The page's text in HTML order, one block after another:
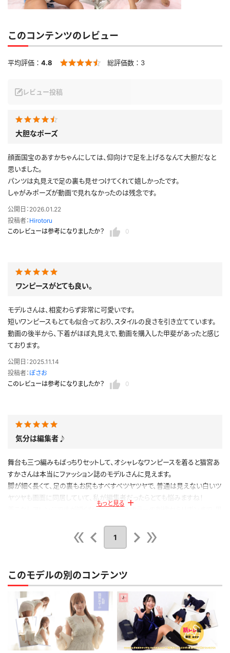
このコンテンツのレビュー
平均評価： 4.8 総評価数： 3
レビュー投稿
大胆なポーズ
顔面国宝のあすかちゃんにしては、仰向けで足を上げるなんて大胆だなと
思いました。
パンツは丸見えで足の裏も見せつけてくれて嬉しかったです。
しゃがみポーズが動画で見れなかったのは残念です。
公開日：2026.01.22
投稿者： Hirotoru
このレビューは参考になりましたか？
0
ワンピースがとても良い。
モデルさんは、相変わらず非常に可愛いです。
短いワンピースもとても似合っており、スタイルの良さを引き立てています。
動画の後半から、下着がほぼ丸見えで、動画を購入した甲斐があったと感じ
ております。
公開日：2025.11.14
投稿者： ぽさお
このレビューは参考になりましたか？
0
気分は編集者♪
舞台も三つ編みもばっちりセットして、オシャレなワンピースを着ると猫宮あ
すかさんは本当にファッション誌のモデルさんに見えます。
脚が細く長くて、足の裏もお尻もすべすべツヤツヤで、普通は見えない白いツ
ヤツヤも画面に同居していて、私が編集者だったらとても悩みますね！
着こなしアレンジで丈が短くなってパステルカラーの刺繍からリボンまで。男
ブラ紐のようなものが見えてますが終始気にしてないそぶりなのもフェチ心
投稿者：ハンドスピナー
このレビューは参考になりましたか？
0
もっと見る
1
このモデルの別のコンテンツ